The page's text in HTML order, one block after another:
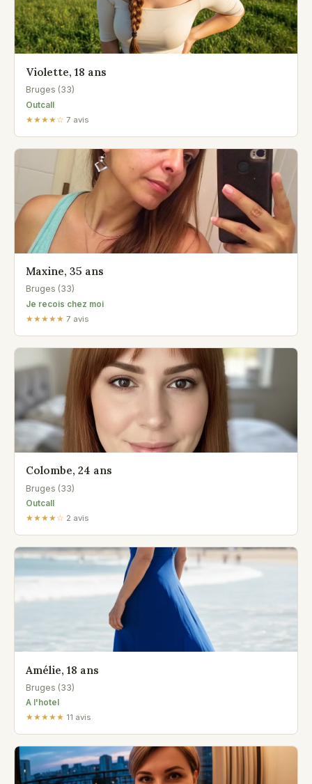
Violette, 18 ans
Bruges (33)
Outcall
★★★★☆ 7 avis
Maxine, 35 ans
Bruges (33)
Je recois chez moi
★★★★★ 7 avis
Colombe, 24 ans
Bruges (33)
Outcall
★★★★☆ 2 avis
Amélie, 18 ans
Bruges (33)
A l'hotel
★★★★★ 11 avis